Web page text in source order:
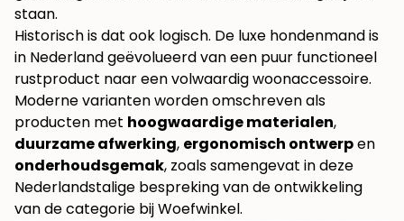
staan.
Historisch is dat ook logisch. De luxe hondenmand is
in Nederland geëvolueerd van een puur functioneel
rustproduct naar een volwaardig woonaccessoire.
Moderne varianten worden omschreven als
producten met hoogwaardige materialen,
duurzame afwerking, ergonomisch ontwerpen
onderhoudsgemak, zoals samengevat in deze
Nederlandstalige bespreking van de ontwikkeling
van de categorie bijWoefwinkel.